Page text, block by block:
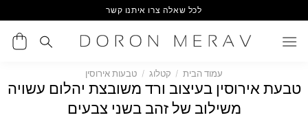
to
content
לכל שאלה צרו איתנו קשר
עמוד הבית / קטלוג / טבעות אירוסין
טבעת אירוסין בעיצוב ורד משובצת יהלום עשויה
משילוב של זהב בשני צבעים